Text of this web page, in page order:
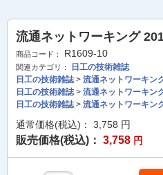
流通ネットワーキング
商品コード： R1609-10
関連カテゴリ：
日工の技術雑誌
日工の技術雑誌> 流通ネットワーキン
日工の技術雑誌> 流通ネットワーキン
日工の技術雑誌> 流通ネットワーキン
通常価格(税込)： 3,758 円
販売価格(税込)： 3,758 円